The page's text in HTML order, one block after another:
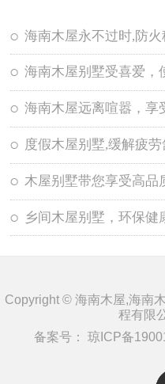
海南木屋永不过时,防
海南木屋远离喧嚣，享
度假木屋别墅,缓解疲劳
木屋别墅带您享受高品
乡间木屋别墅，环保健
Copyright © 海南木屋,海南
程有限
备案号：
琼ICP备